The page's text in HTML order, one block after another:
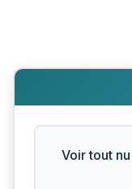
Voir tout